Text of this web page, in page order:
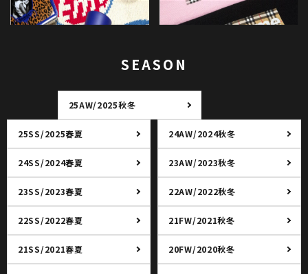
SEASON
25AW/2025秋冬
25SS/2025春夏 24AW/2024秋冬
24SS/2024春夏 23AW/2023秋冬
23SS/2023春夏 22AW/2022秋冬
22SS/2022春夏 21FW/2021秋冬
21SS/2021春夏 20FW/2020秋冬